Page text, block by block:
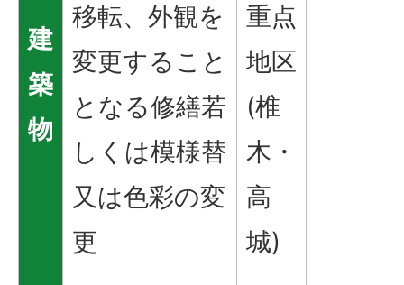
建
築
物
移転、外観を
変更すること
となる修繕若
しくは模様替
又は色彩の変
更
重点
地区
(椎
木・
高
城)